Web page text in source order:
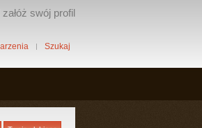
załóż swój profil
Szukaj